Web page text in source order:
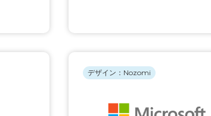
デザイン：Nozomi